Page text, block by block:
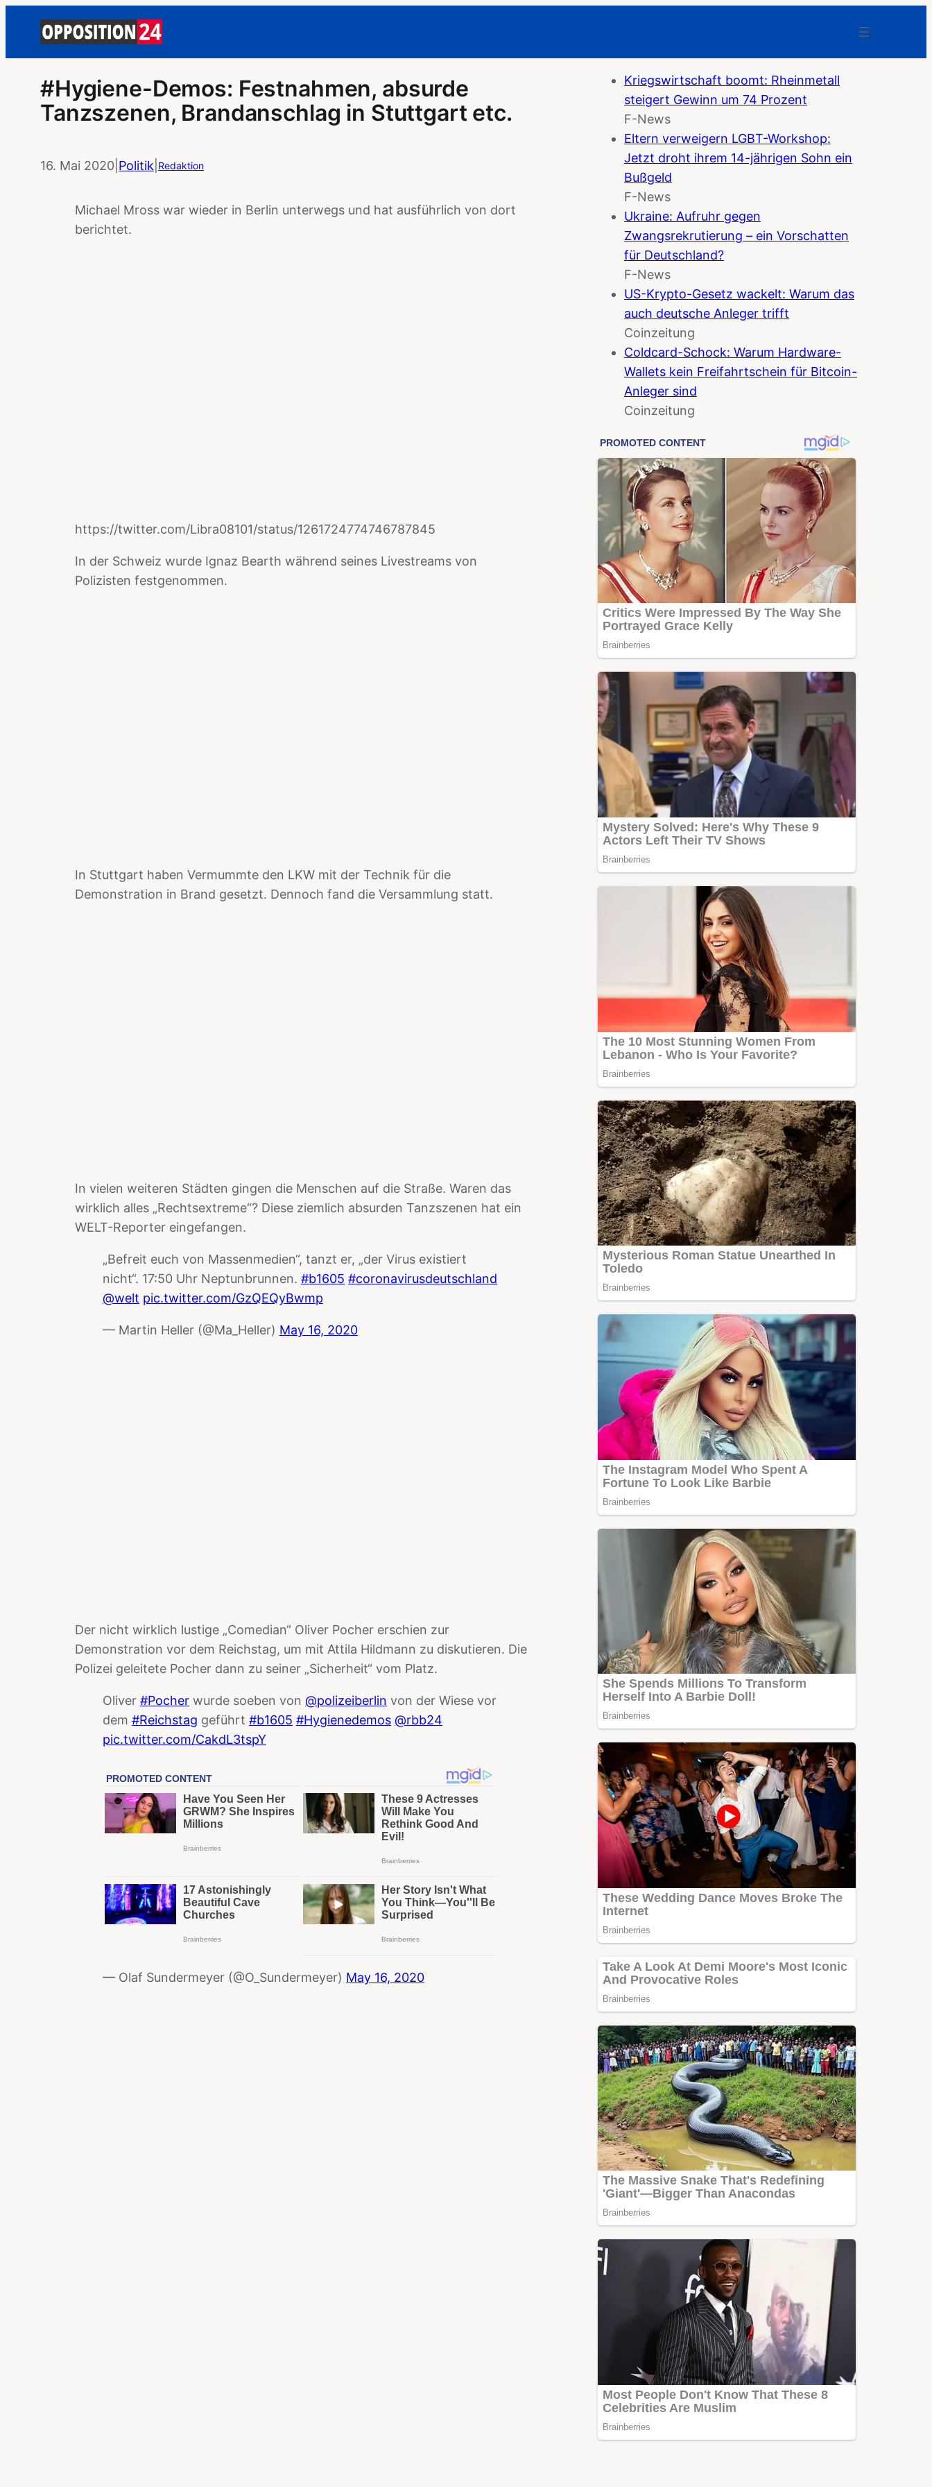
#Hygiene-Demos: Festnahmen, absurde
Tanzszenen, Brandanschlag in Stuttgart etc.
16. Mai 2020 Politik Redaktion
Michael Mross war wieder in Berlin unterwegs und hat ausführlich von dort
berichtet.
https://twitter.com/Libra08101/status/1261724774746787845
In der Schweiz wurde Ignaz Bearth während seines Livestreams von
Polizisten festgenommen.
In Stuttgart haben Vermummte den LKW mit der Technik für die
Demonstration in Brand gesetzt. Dennoch fand die Versammlung statt.
In vielen weiteren Städten gingen die Menschen auf die Straße. Waren das
wirklich alles „Rechtsextreme“? Diese ziemlich absurden Tanzszenen hat ein
WELT-Reporter eingefangen.
„Befreit euch von Massenmedien“, tanzt er, „der Virus existiert
nicht“. 17:50 Uhr Neptunbrunnen. #b1605 #coronavirusdeutschland
@welt pic.twitter.com/GzQEQyBwmp
— Martin Heller (@Ma_Heller) May 16, 2020
Der nicht wirklich lustige „Comedian“ Oliver Pocher erschien zur
Demonstration vor dem Reichstag, um mit Attila Hildmann zu diskutieren. Die
Polizei geleitete Pocher dann zu seiner „Sicherheit“ vom Platz.
Oliver #Pocher wurde soeben von @polizeiberlin von der Wiese vor
dem #Reichstag geführt #b1605 #Hygienedemos @rbb24
pic.twitter.com/CakdL3tspY
— Olaf Sundermeyer (@O_Sundermeyer) May 16, 2020
Kriegswirtschaft boomt: Rheinmetall
steigert Gewinn um 74 Prozent
F-News
Eltern verweigern LGBT-Workshop:
Jetzt droht ihrem 14-jährigen Sohn ein
Bußgeld
F-News
Ukraine: Aufruhr gegen
Zwangsrekrutierung – ein Vorschatten
für Deutschland?
F-News
US-Krypto-Gesetz wackelt: Warum das
auch deutsche Anleger trifft
Coinzeitung
Coldcard-Schock: Warum Hardware-
Wallets kein Freifahrtschein für Bitcoin-
Anleger sind
Coinzeitung